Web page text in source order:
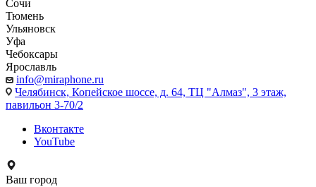
Сочи
Тюмень
Ульяновск
Уфа
Чебоксары
Ярославль
info@miraphone.ru
Челябинск, Копейское шоссе, д. 64, ТЦ "Алмаз", 3 этаж,
павильон 3-70/2
Вконтакте
YouTube
Ваш город